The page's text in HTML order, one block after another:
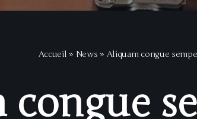
Accueil » News » Aliquam congue